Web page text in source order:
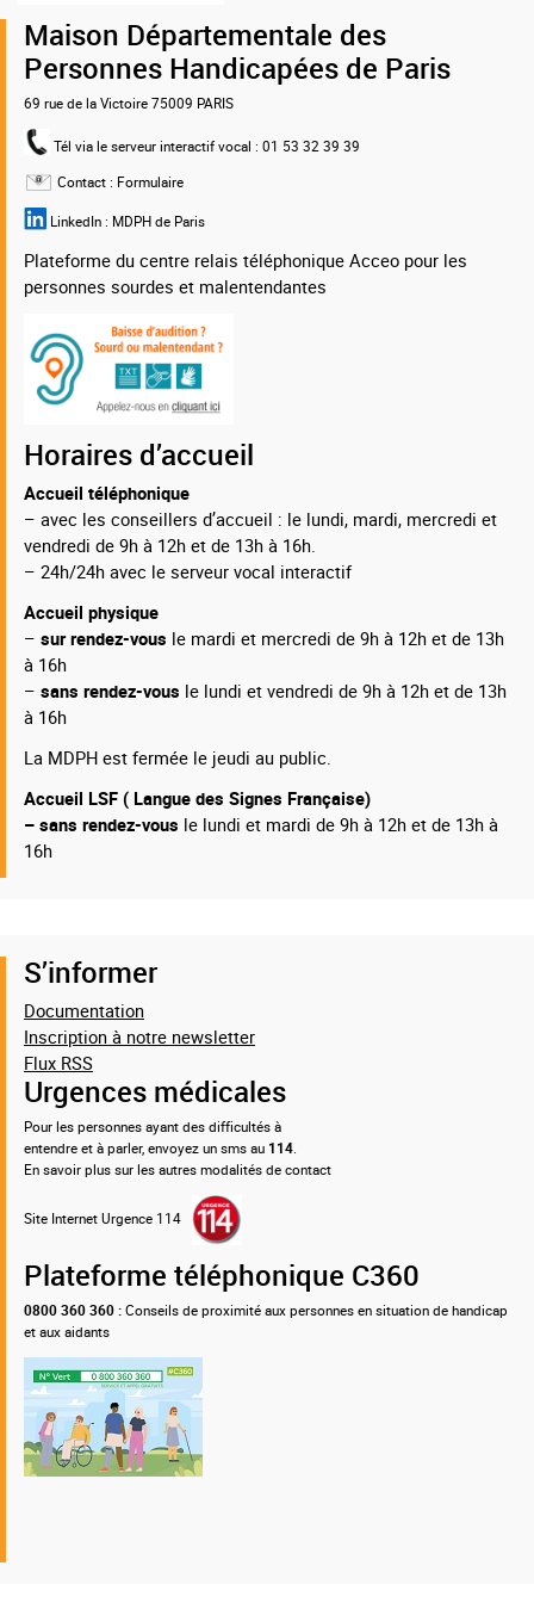
Maison Départementale des
Personnes Handicapées de Paris
69 rue de la Victoire 75009 PARIS
Tél via le serveur interactif vocal : 01 53 32 39 39
Contact : Formulaire
LinkedIn : MDPH de Paris
Plateforme du centre relais téléphonique Acceo pour les
personnes sourdes et malentendantes
Horaires d’accueil
Accueil téléphonique
– avec les conseillers d’accueil : le lundi, mardi, mercredi et
vendredi de 9h à 12h et de 13h à 16h.
– 24h/24h avec le serveur vocal interactif
Accueil physique
– sur rendez-vous le mardi et mercredi de 9h à 12h et de 13h
à 16h
– sans rendez-vous le lundi et vendredi de 9h à 12h et de 13h
à 16h
La MDPH est fermée le jeudi au public.
Accueil LSF ( Langue des Signes Française)
– sans rendez-vous le lundi et mardi de 9h à 12h et de 13h à
16h
S’informer
Documentation
Inscription à notre newsletter
Flux RSS
Urgences médicales
Pour les personnes ayant des difficultés à
entendre et à parler, envoyez un sms au 114
En savoir plus sur les autres modalités de contact
Site Internet Urgence 114
Plateforme téléphonique C360
0800 360 360 : Conseils de proximité aux personnes en situation de handicap
et aux aidants